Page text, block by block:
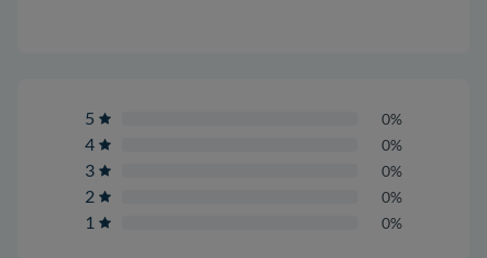
5 0%
4 0%
3 0%
2 0%
1 0%